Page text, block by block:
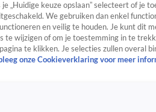
„Huidige keuze opslaan” selecteert of je
We gebruiken dan enkel
en veilig te houden. Je kunt dit
te wijzigen of om je toestemming in te
te klikken. Je selecties zullen overal
onze Cookieverklaring voor meer